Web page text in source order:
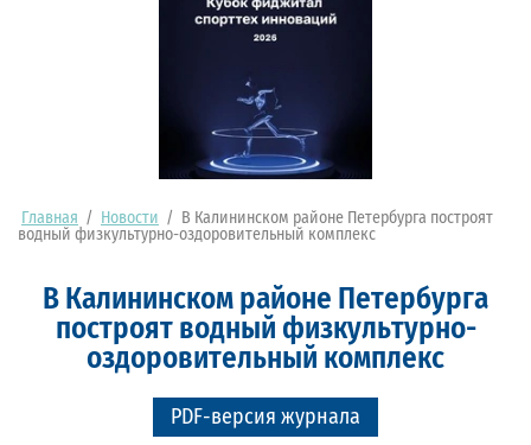
Главная / Новости /
В Калининском районе Петербурга построят
водный физкультурно-оздоровительный комплекс
В Калининском районе Петербурга
построят водный физкультурно-
оздоровительный комплекс
PDF-версия журнала